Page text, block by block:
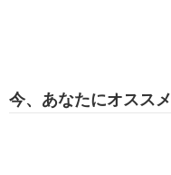
今、あなたにオススメ